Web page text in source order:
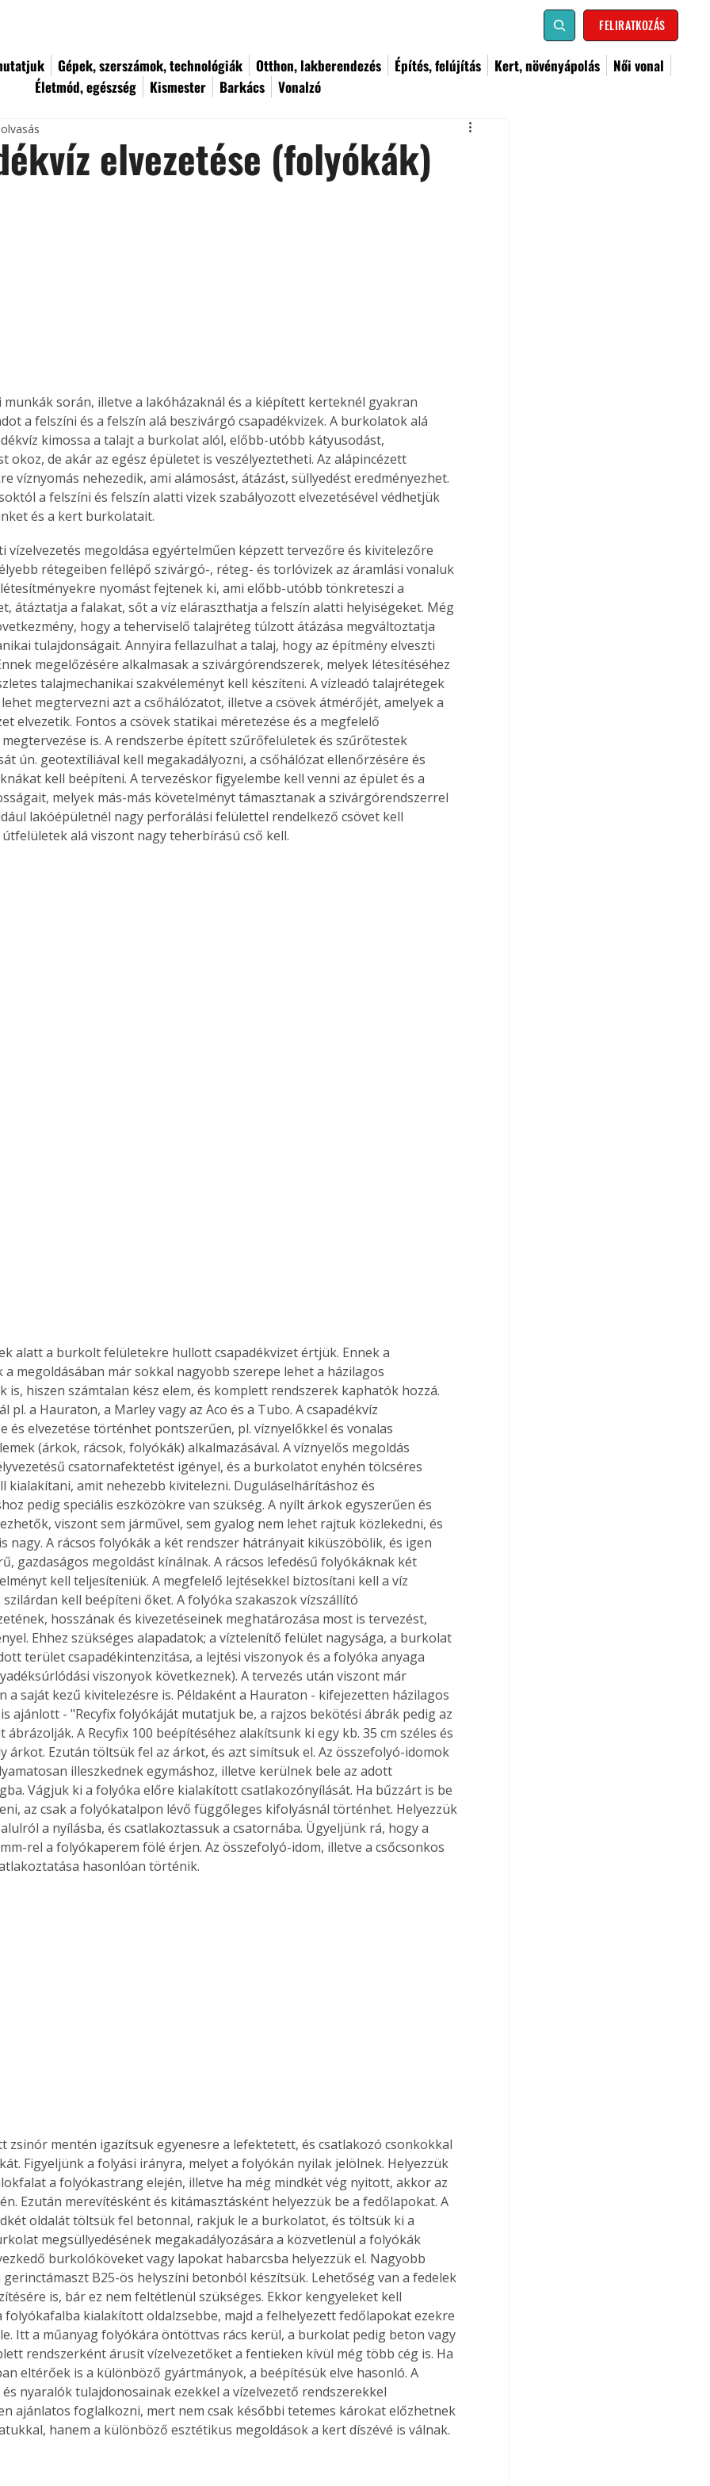
FELIRATKOZÁS
Gépek, szerszámok, technológiák Otthon, lakberendezés Építés, felújítás Kert, növényápolás
Női vonal
Életmód, egészség
Kismester Barkács Vonalzó
az
Old
új,
egyedi
vagy
is
Bárhol,
élve
az
A
Együtt jobban megéri!
Bővebb információ itt!
Együtt jobban megéri! A
könyvek tetszőleges
párosítással kedvezményes
áron, 0 Ft postaköltséggel
megrendelhetők!
elvezetése (folyókák)
munkák során, illetve a lakóházaknál és a kiépített kerteknél gyakran
a felszíni és a felszín alá beszivárgó csapadékvizek. A burkolatok alá
kimossa a talajt a burkolat alól, előbb-utóbb kátyusodást,
okoz, de akár az egész épületet is veszélyeztetheti. Az alápincézett
víznyomás nehezedik, ami alámosást, átázást, süllyedést eredményezhet.
a felszíni és felszín alatti vizek szabályozott elvezetésével védhetjük
és a kert burkolatait.
vízelvezetés megoldása egyértelműen képzett tervezőre és kivitelezőre
rétegeiben fellépő szivárgó-, réteg- és torlóvizek az áramlási vonaluk
nyomást fejtenek ki, ami előbb-utóbb tönkreteszi a
átáztatja a falakat, sőt a víz eláraszthatja a felszín alatti helyiségeket. Még
hogy a teherviselő talajréteg túlzott átázása megváltoztatja
tulajdonságait. Annyira fellazulhat a talaj, hogy az építmény elveszti
megelőzésére alkalmasak a szivárgórendszerek, melyek létesítéséhez
talajmechanikai szakvéleményt kell készíteni. A vízleadó talajrétegek
megtervezni azt a csőhálózatot, illetve a csövek átmérőjét, amelyek a
elvezetik. Fontos a csövek statikai méretezése és a megfelelő
is. A rendszerbe épített szűrőfelületek és szűrőtestek
ún. geotextíliával kell megakadályozni, a csőhálózat ellenőrzésére és
kell beépíteni. A tervezéskor figyelembe kell venni az épület és a
melyek más-más követelményt támasztanak a szivárgórendszerrel
lakóépületnél nagy perforálási felülettel rendelkező csövet kell
alá viszont nagy teherbírású cső kell.
a megoldásában már sokkal nagyobb szerepe lehet a házilagos
is, hiszen számtalan kész elem, és komplett rendszerek kaphatók hozzá.
pl. a Hauraton, a Marley vagy az Aco és a Tubo. A csapadékvíz
és elvezetése történhet pontszerűen, pl. víznyelőkkel és vonalas
(árkok, rácsok, folyókák) alkalmazásával. A víznyelős megoldás
csatornafektetést igényel, és a burkolatot enyhén tölcséres
kialakítani, amit nehezebb kivitelezni. Duguláselhárításhoz és
pedig speciális eszközökre van szükség. A nyílt árkok egyszerűen és
viszont sem járművel, sem gyalog nem lehet rajtuk közlekedni, és
nagy. A rácsos folyókák a két rendszer hátrányait kiküszöbölik, és igen
gazdaságos megoldást kínálnak. A rácsos lefedésű folyókáknak két
kell teljesíteniük. A megfelelő lejtésekkel biztosítani kell a víz
szilárdan kell beépíteni őket. A folyóka szakaszok vízszállító
hosszának és kivezetéseinek meghatározása most is tervezést,
Ehhez szükséges alapadatok; a víztelenítő felület nagysága, a burkolat
terület csapadékintenzitása, a lejtési viszonyok és a folyóka anyaga
viszonyok következnek). A tervezés után viszont már
a saját kezű kivitelezésre is. Példaként a Hauraton - kifejezetten házilagos
ajánlott - "Recyfix folyókáját mutatjuk be, a rajzos bekötési ábrák pedig az
ábrázolják. A Recyfix 100 beépítéséhez alakítsunk ki egy kb. 35 cm széles és
árkot. Ezután töltsük fel az árkot, és azt simítsuk el. Az összefolyó-idomok
illeszkednek egymáshoz, illetve kerülnek bele az adott
Vágjuk ki a folyóka előre kialakított csatlakozónyílását. Ha bűzzárt is be
az csak a folyókatalpon lévő függőleges kifolyásnál történhet. Helyezzük
a nyílásba, és csatlakoztassuk a csatornába. Ügyeljünk rá, hogy a
rel a folyókaperem fölé érjen. Az összefolyó-idom, illetve a csőcsonkos
hasonlóan történik.
zsinór mentén igazítsuk egyenesre a lefektetett, és csatlakozó csonkokkal
Figyeljünk a folyási irányra, melyet a folyókán nyilak jelölnek. Helyezzük
a folyókastrang elején, illetve ha még mindkét vég nyitott, akkor az
Ezután merevítésként és kitámasztásként helyezzük be a fedőlapokat. A
oldalát töltsük fel betonnal, rakjuk le a burkolatot, és töltsük ki a
megsüllyedésének megakadályozására a közvetlenül a folyókák
burkolóköveket vagy lapokat habarcsba helyezzük el. Nagyobb
B25-ös helyszíni betonból készítsük. Lehetőség van a fedelek
is, bár ez nem feltétlenül szükséges. Ekkor kengyeleket kell
folyókafalba kialakított oldalzsebbe, majd a felhelyezett fedőlapokat ezekre
Itt a műanyag folyókára öntöttvas rács kerül, a burkolat pedig beton vagy
rendszerként árusít vízelvezetőket a fentieken kívül még több cég is. Ha
eltérőek is a különböző gyártmányok, a beépítésük elve hasonló. A
nyaralók tulajdonosainak ezekkel a vízelvezető rendszerekkel
ajánlatos foglalkozni, mert nem csak későbbi tetemes károkat előzhetnek
hanem a különböző esztétikus megoldások a kert díszévé is válnak.